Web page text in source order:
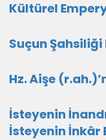
Kültürel
Suçun Şahsiliği
Hz. Aişe
İsteyenin
İsteyenin İnkâr